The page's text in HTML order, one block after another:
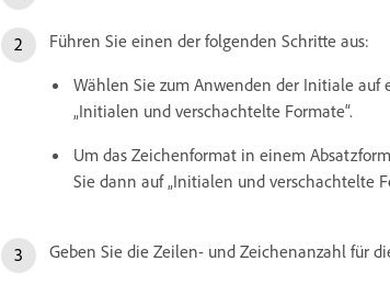
Führen Sie einen der folgenden Schritte aus:
Wählen Sie zum Anwenden der Initiale auf
„Initialen und verschachtelte Formate“.
Um das Zeichenformat in einem
Sie dann auf „Initialen und verschachtelte
Geben Sie die Zeilen- und Zeichenanzahl für